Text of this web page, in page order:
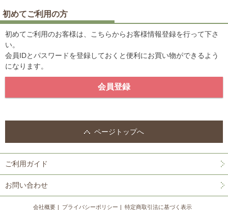
初めてご利用の方
初めてご利用のお客様は、こちらからお客様情報登録を行って下さ
い。
会員IDとパスワードを登録しておくと便利にお買い物ができるよう
になります。
ページトップへ
ご利用ガイド
お問い合わせ
会社概要 プライバシーポリシー 特定商取引法に基づく表示